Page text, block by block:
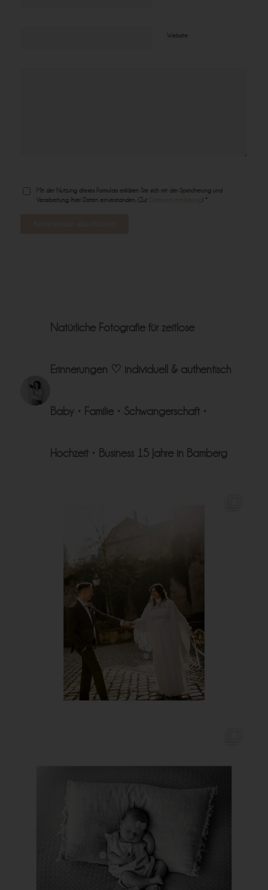
Website
Mit der Nutzung dieses Formulars erklären Sie sich mit der Speicherung und
Verarbeitung Ihrer Daten einverstanden. (Zur
) *
Natürliche Fotografie für zeitlose
Erinnerungen ♡ individuell & authentisch
Baby • Familie • Schwangerschaft •
Hochzeit • Business15 Jahre in Bamberg